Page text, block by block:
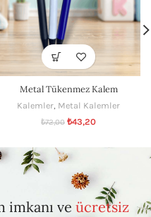
Metal Tükenmez Kalem
Kalemler, Metal Kalemler
₺72,00 ₺43,20
imkanı veücretsiz